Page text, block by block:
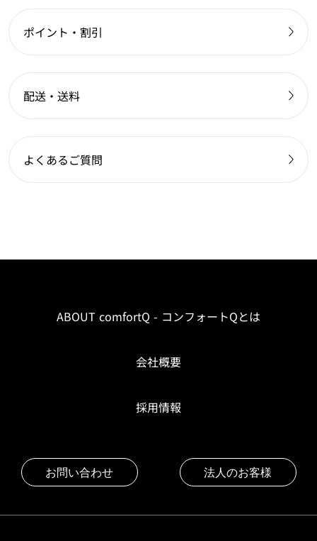
ポイント・割引
配送・送料
よくあるご質問
ABOUT comfortQ - コンフォートQとは
会社概要
採用情報
お問い合わせ 法人のお客様